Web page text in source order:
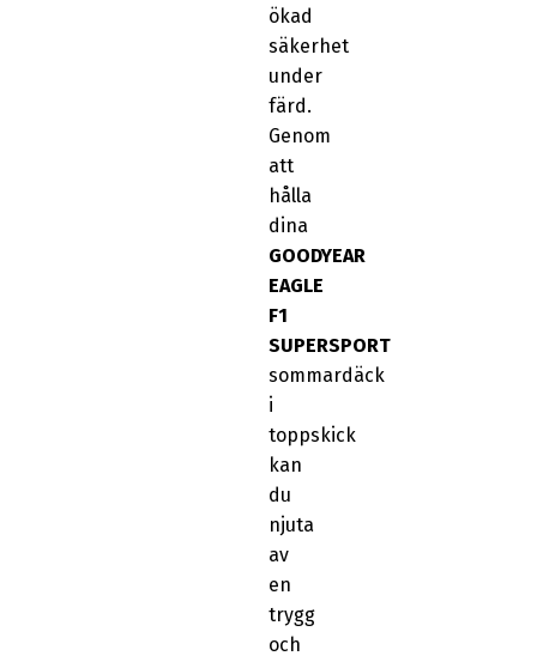
ökad
säkerhet
under
färd.
Genom
att
hålla
dina
GOODYEAR
EAGLE
F1
SUPERSPORT
sommardäck
i
toppskick
kan
du
njuta
av
en
trygg
och